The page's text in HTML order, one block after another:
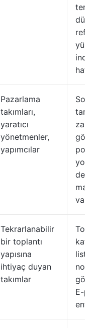
Pazarlama
takımları,
yaratıcı
yönetmenler,
yapımcılar
Son
Tekrarlanabilir
bir toplantı
yapısına
ihtiyaç duyan
takımlar
E-